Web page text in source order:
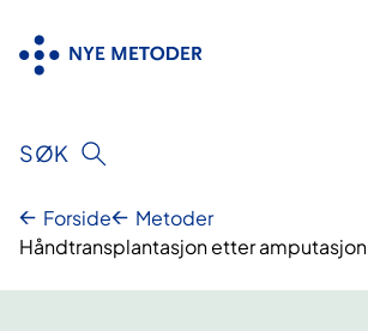
innhold
SØK
Forside
Metoder
Håndtransplantasjon etter amputasjon